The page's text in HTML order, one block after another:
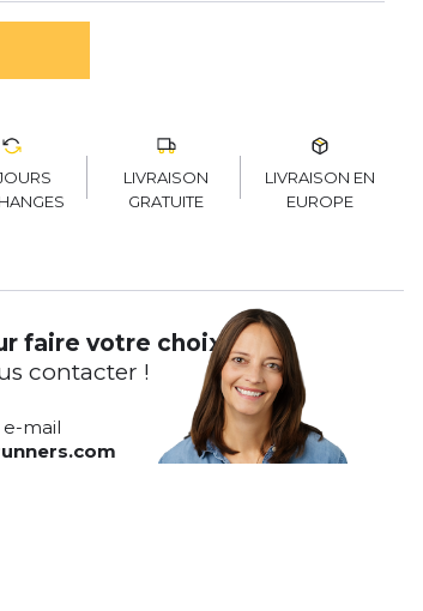
LIVRAISON
GRATUITE
LIVRAISON EN
EUROPE
faire votre choix ?
contacter !
e-mail